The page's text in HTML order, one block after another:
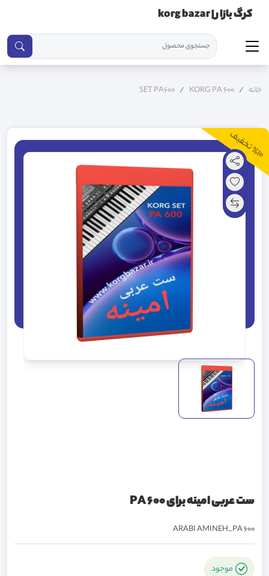
کرگ بازار | korg bazar
خانه KORG PA 600
SET PA600
ست عربی امینه برای PA 600
ARABI AMINEH_PA 600
موجود
٪10
ت
خ
ف
یف